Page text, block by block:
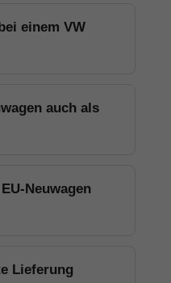
einem VW
auch als
Neuwagen
Lieferung